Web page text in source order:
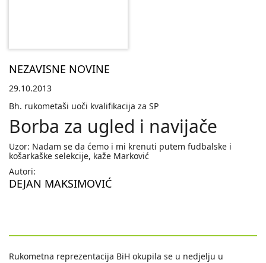
NEZAVISNE NOVINE
29.10.2013
Bh. rukometaši uoči kvalifikacija za SP
Borba za ugled i navijače
Uzor: Nadam se da ćemo i mi krenuti putem fudbalske i
košarkaške selekcije, kaže Marković
Autori:
DEJAN MAKSIMOVIĆ
Rukometna reprezentacija BiH okupila se u nedjelju u